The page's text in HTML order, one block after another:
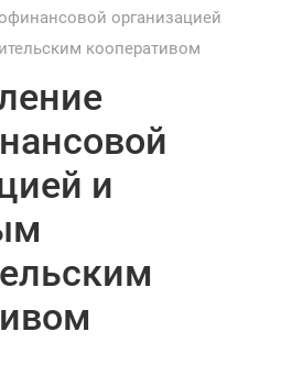
организацией
кооперативом
и